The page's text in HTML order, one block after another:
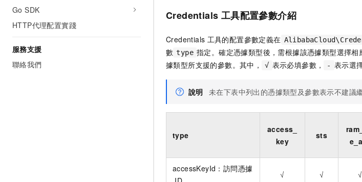
Go SDK
HTTP代理配置實踐
服務支援
聯絡我們
Credentials 工具配置參數介紹
Credentials 工具的配置參數定義在
數 type 指定。確定憑據類型後，需根據該憑據類型選擇
據類型所支援的參數。其中，
√ 表示必填參數， - 表示選
說明 未在下表中列出的憑據類型及參數表示不建議繼
type
access_
key
sts
accessKeyId：訪問憑據
√ √ √